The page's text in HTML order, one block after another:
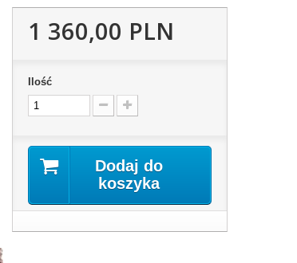
1 360,00 PLN
Ilość
Dodaj do
koszyka